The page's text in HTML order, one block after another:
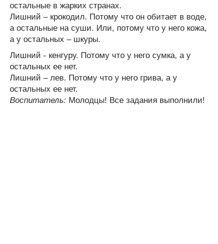
остальные в жарких странах.
Лишний – крокодил. Потому что он обитает в воде,
а остальные на суши. Или, потому что у него кожа,
а у остальных – шкуры.
Лишний - кенгуру. Потому что у него сумка, а у
остальных ее нет.
Лишний – лев. Потому что у него грива, а у
остальных ее нет.
Воспитатель: Молодцы! Все задания выполнили!